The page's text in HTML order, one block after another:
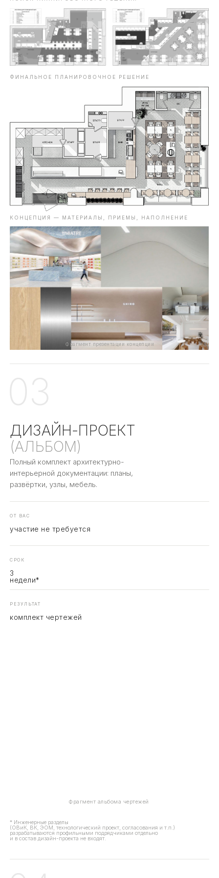
ФИНАЛЬНОЕ ПЛАНИРОВОЧНОЕ РЕШЕНИЕ
КОНЦЕПЦИЯ — МАТЕРИАЛЫ, ПРИЕМЫ, НАПОЛНЕНИЕ
Фрагмент презентации концепции
комплект чертежей
РЕЗУЛЬТАТ
3
недели*
СРОК
участие не требуется
ОТ ВАС
Полный комплект архитектурно-
интерьерной документации: планы,
развёртки, узлы, мебель.
ДИЗАЙН-ПРОЕКТ
(АЛЬБОМ)
* Инженерные разделы
(ОВиК, ВК, ЭОМ, технологический проект, согласования и т.п.)
разрабатываются профильными подрядчиками отдельно
и в состав дизайн-проекта не входят.
Фрагмент альбома чертежей